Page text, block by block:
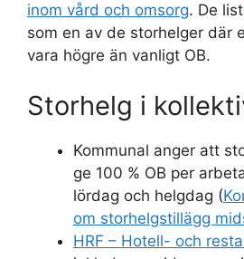
inom vård och omsorg. De
som en av de storhelger där
vara högre än vanligt OB.
Storhelg i
Kommunal anger att
ge 100 % OB per
lördag och helgdag (
om storhelgstillägg
HRF – Hotell- och